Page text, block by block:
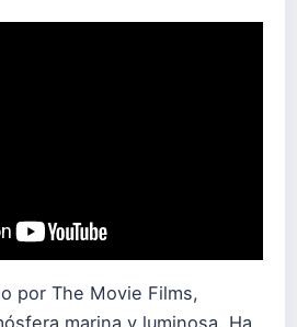
por The Movie Films,